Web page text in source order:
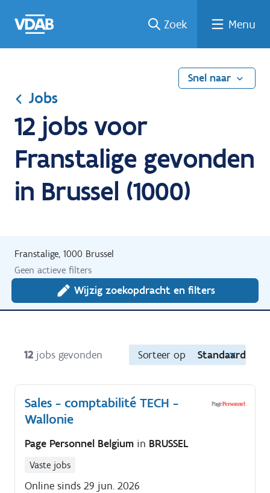
naar
een
een
job
naar
Zoek Menu
Snel naar
Jobs
12 jobs voor
Franstalige gevonden
in Brussel (1000)
Franstalige, 1000 Brussel
Geen actieve filters
Wijzig zoekopdracht en filters
12 jobs gevonden Sorteer op Standaard
Sales - comptabilité TECH -
Wallonie
Page Personnel Belgium in BRUSSEL
Vaste jobs
Online sinds 29 jun. 2026